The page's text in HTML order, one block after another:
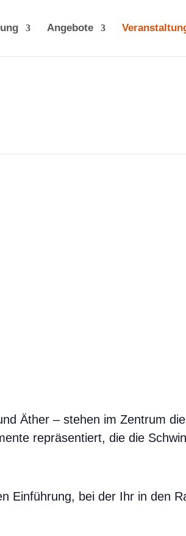
Angebote
Äther – stehen im Zentrum
repräsentiert, die die
Einführung, bei der Ihr in den